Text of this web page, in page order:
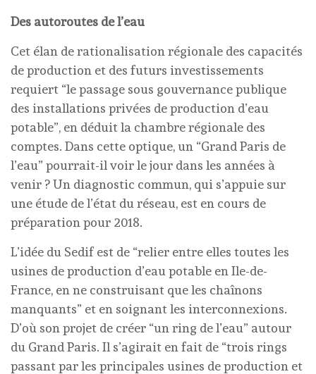
Des autoroutes de l’eau
Cet élan de rationalisation régionale des capacités
de production et des futurs investissements
requiert “le passage sous gouvernance publique
des installations privées de production d’eau
potable”, en déduit la chambre régionale des
comptes. Dans cette optique, un “Grand Paris de
l’eau” pourrait-il voir le jour dans les années à
venir ? Un diagnostic commun, qui s’appuie sur
une étude de l’état du réseau, est en cours de
préparation pour 2018.
L’idée du Sedif est de “relier entre elles toutes les
usines de production d’eau potable en Ile-de-
France, en ne construisant que les chaînons
manquants” et en soignant les interconnexions.
D’où son projet de créer “un ring de l’eau” autour
du Grand Paris. Il s’agirait en fait de “trois rings
passant par les principales usines de production et